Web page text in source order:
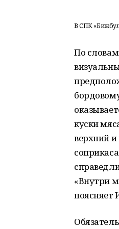
В СПК
По
куски
верхний и
«Внутри
поясняет